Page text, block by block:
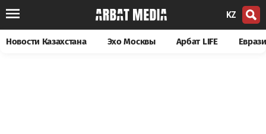
KZ
Новости Казахстана Эхо Москвы Арбат LIFE